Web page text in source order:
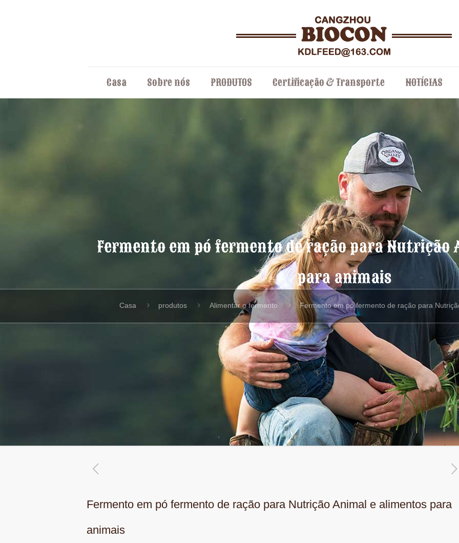
Casa Sobre nós PRODUTOS Certificação & Transporte NOTÍCIAS
Fermento em pó fermento de ração para Nutrição
para animais
Casa produtos Alimentar o fermento Fermento em pó fermento de ração para
Fermento em pó fermento de ração para Nutrição Animal e alimentos para
animais